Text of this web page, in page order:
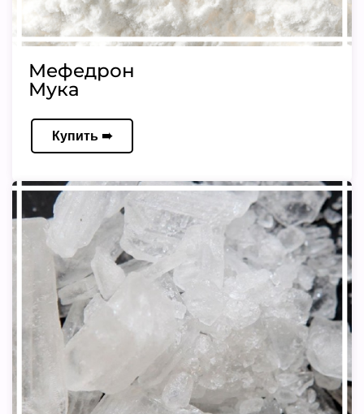
Мефедрон
Мука
Купить ➠